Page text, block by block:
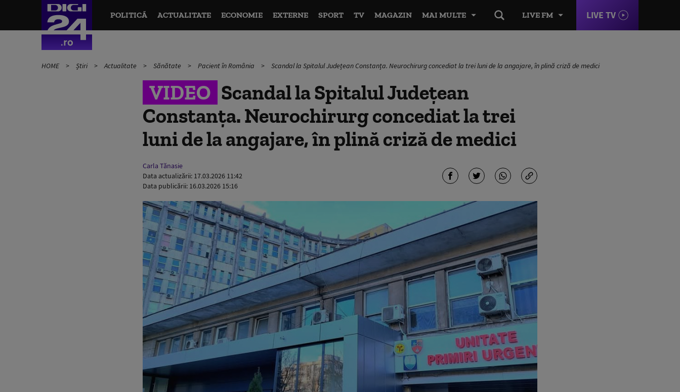
LIVE FM LIVE TV
POLITICĂ ACTUALITATE ECONOMIE EXTERNE SPORT TV MAGAZIN MAI MULTE
HOME Știri Actualitate Sănătate Pacient în România Scandal la Spitalul Județean Constanța. Neurochirurg concediat la trei luni de la angajare, în plină criză de medici
VIDEO Scandal la Spitalul Județean
Constanța. Neurochirurg concediat la trei
luni de la angajare, în plină criză de medici
Carla Tănasie
Data actualizării: 17.03.2026 11:42
Data publicării: 16.03.2026 15:16